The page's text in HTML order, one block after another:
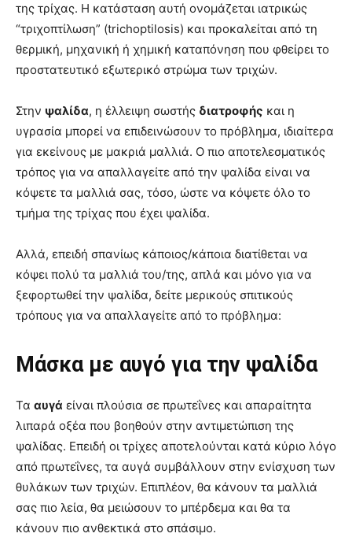
της τρίχας. Η κατάσταση αυτή ονομάζεται ιατρικώς
“τριχοπτίλωση” (trichoptilosis) και προκαλείται από τη
θερμική, μηχανική ή χημική καταπόνηση που φθείρει το
προστατευτικό εξωτερικό στρώμα των τριχών.
Στην ψαλίδα, η έλλειψη σωστής διατροφής και η
υγρασία μπορεί να επιδεινώσουν το πρόβλημα, ιδιαίτερα
για εκείνους με μακριά μαλλιά. Ο πιο αποτελεσματικός
τρόπος για να απαλλαγείτε από την ψαλίδα είναι να
κόψετε τα μαλλιά σας, τόσο, ώστε να κόψετε όλο το
τμήμα της τρίχας που έχει ψαλίδα.
Αλλά, επειδή σπανίως κάποιος/κάποια διατίθεται να
κόψει πολύ τα μαλλιά του/της, απλά και μόνο για να
ξεφορτωθεί την ψαλίδα, δείτε μερικούς σπιτικούς
τρόπους για να απαλλαγείτε από το πρόβλημα:
Μάσκα με αυγό για την ψαλίδα
Τα αυγά είναι πλούσια σε πρωτεΐνες και απαραίτητα
λιπαρά οξέα που βοηθούν στην αντιμετώπιση της
ψαλίδας. Επειδή οι τρίχες αποτελούνται κατά κύριο λόγο
από πρωτεΐνες, τα αυγά συμβάλλουν στην ενίσχυση των
θυλάκων των τριχών. Επιπλέον, θα κάνουν τα μαλλιά
σας πιο λεία, θα μειώσουν το μπέρδεμα και θα τα
κάνουν πιο ανθεκτικά στο σπάσιμο.